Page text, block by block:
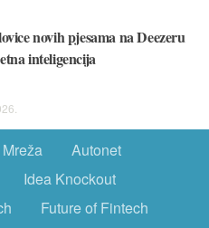
novih pjesama na Deezeru
inteligencija
Mreža
Autonet
Idea Knockout
Future of Fintech